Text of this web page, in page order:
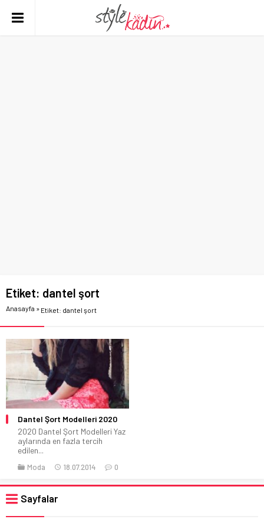
Etiket: dantel şort
Anasayfa » Etiket: dantel şort
Dantel Şort Modelleri 2020
2020 Dantel Şort Modelleri Yaz
aylarında en fazla tercih
edilen...
Moda 18.07.2014 0
Sayfalar